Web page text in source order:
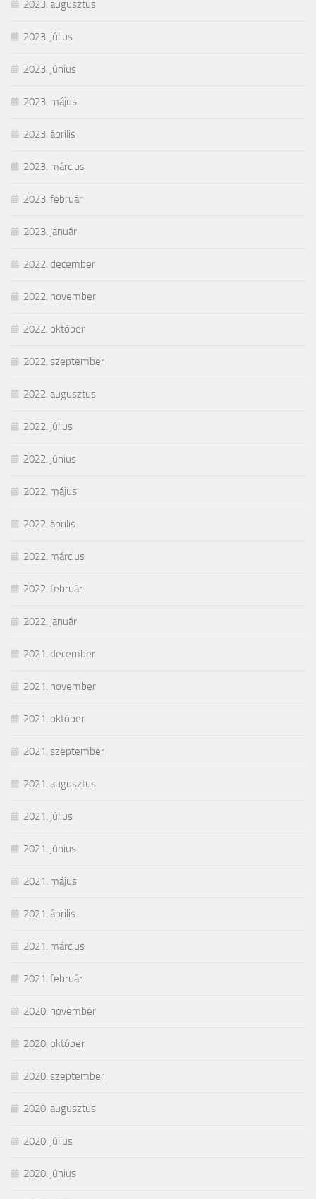
2023. augusztus
2023. július
2023. június
2023. május
2023. április
2023. március
2023. február
2023. január
2022. december
2022. november
2022. október
2022. szeptember
2022. augusztus
2022. július
2022. június
2022. május
2022. április
2022. március
2022. február
2022. január
2021. december
2021. november
2021. október
2021. szeptember
2021. augusztus
2021. július
2021. június
2021. május
2021. április
2021. március
2021. február
2020. november
2020. október
2020. szeptember
2020. augusztus
2020. július
2020. június